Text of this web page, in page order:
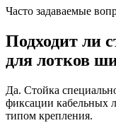
Часто задаваемые
Подходит ли
для лотков
Да. Стойка
фиксации кабельных
типом крепления.